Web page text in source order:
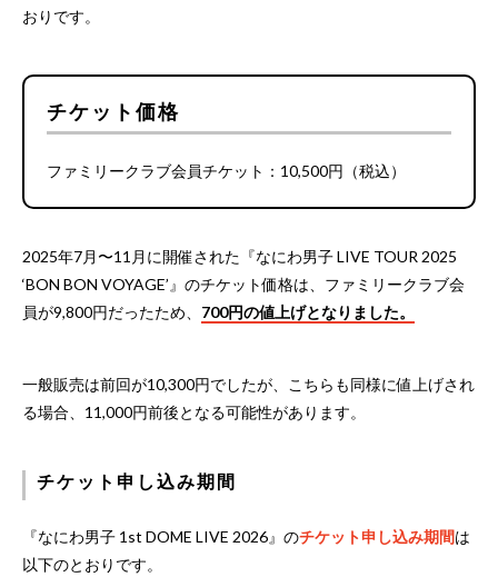
おりです。
チケット価格
ファミリークラブ会員チケット：10,500円（税込）
2025年7月〜11月に開催された『なにわ男子 LIVE TOUR 2025
‘BON BON VOYAGE’』のチケット価格は、ファミリークラブ会
員が9,800円だったため、 700円の値上げとなりました。
一般販売は前回が10,300円でしたが、こちらも同様に値上げされ
る場合、11,000円前後となる可能性があります。
チケット申し込み期間
『なにわ男子 1st DOME LIVE 2026』のチケット申し込み期間は
以下のとおりです。